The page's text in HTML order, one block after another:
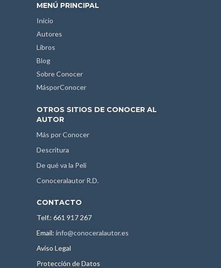
MENÚ PRINCIPAL
Inicio
Autores
Libros
Blog
Sobre Conocer
MásporConocer
OTROS SITIOS DE CONOCER AL
AUTOR
Más por Conocer
Descritura
De qué va la Peli
Conoceralautor R.D.
CONTACTO
Telf.: 661 917 267
Email: info@conoceralautor.es
Aviso Legal
Protección de Datos